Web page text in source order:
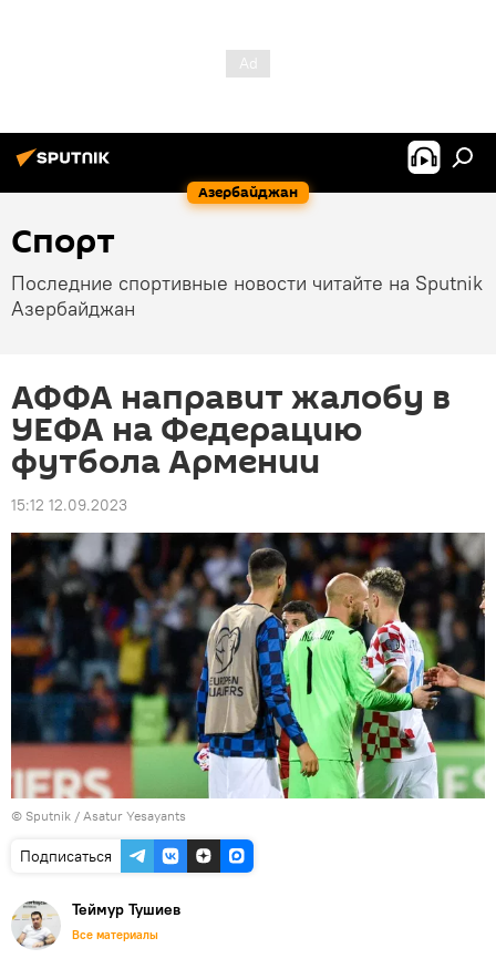
Азербайджан
Спорт
Последние спортивные новости читайте на Sputnik
Азербайджан
АФФА направит жалобу в
УЕФА на Федерацию
футбола Армении
15:12 12.09.2023
© Sputnik / Asatur Yesayants
Подписаться
Теймур Тушиев
Все материалы